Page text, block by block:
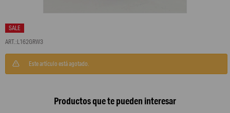
L162GRW3
Este artículo está agotado.
Productos que te pueden interesar